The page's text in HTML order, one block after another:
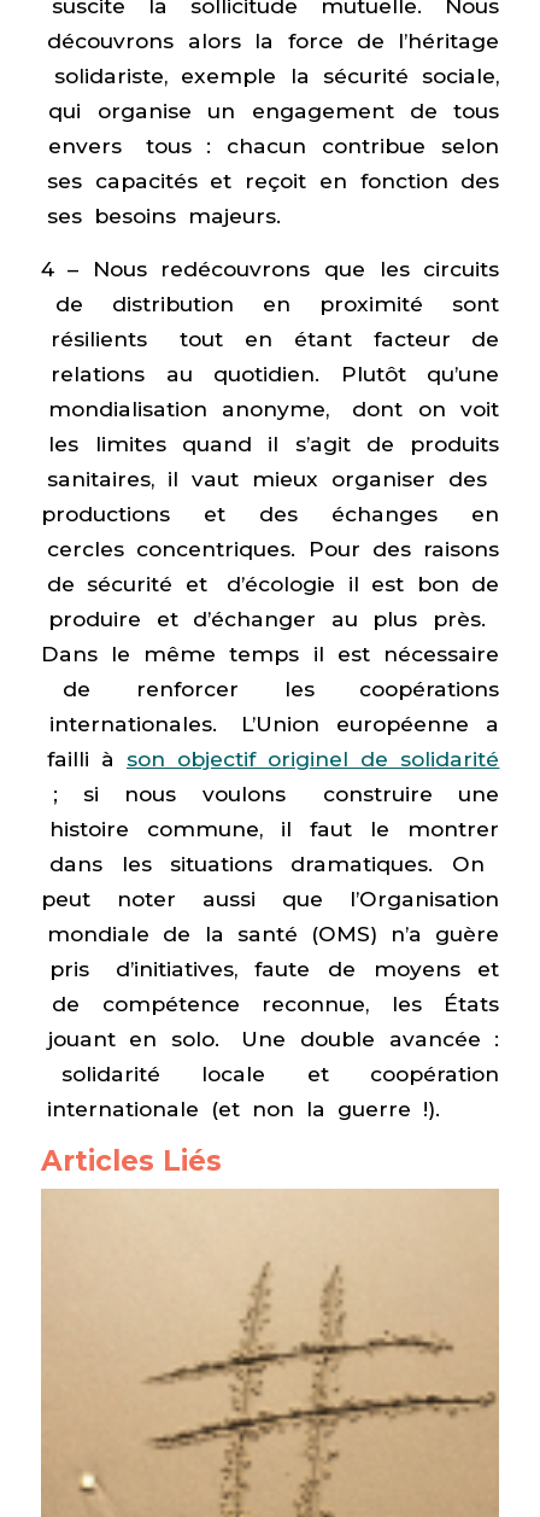
suscite la sollicitude mutuelle. Nous
découvrons alors la force de l’héritage
solidariste, exemple la sécurité sociale,
qui organise un engagement de tous
envers tous : chacun contribue selon
ses capacités et reçoit en fonction des
ses besoins majeurs.
4 – Nous redécouvrons que les circuits
de distribution en proximité sont
résilients tout en étant facteur de
relations au quotidien. Plutôt qu’une
mondialisation anonyme, dont on voit
les limites quand il s’agit de produits
sanitaires, il vaut mieux organiser des
productions et des échanges en
cercles concentriques. Pour des raisons
de sécurité et d’écologie il est bon de
produire et d’échanger au plus près.
Dans le même temps il est nécessaire
de renforcer les coopérations
internationales. L’Union européenne a
failli à son objectif originel de solidarité
; si nous voulons construire une
histoire commune, il faut le montrer
dans les situations dramatiques. On
peut noter aussi que l’Organisation
mondiale de la santé (OMS) n’a guère
pris d’initiatives, faute de moyens et
de compétence reconnue, les États
jouant en solo. Une double avancée :
solidarité locale et coopération
internationale (et non la guerre !).
Articles Liés